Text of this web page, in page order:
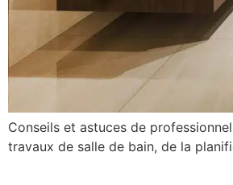
Conseils et astuces de
travaux de salle de bain, de la